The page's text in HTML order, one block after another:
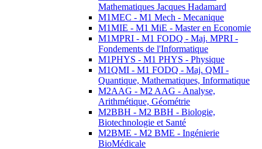
Mathematiques Jacques Hadamard
M1MEC - M1 Mech - Mecanique
M1MIE - M1 MiE - Master en Economie
M1MPRI - M1 FODQ - Maj. MPRI -
Fondements de l'Informatique
M1PHYS - M1 PHYS - Physique
M1QMI - M1 FODQ - Maj. QMI -
Quantique, Mathematiques, Informatique
M2AAG - M2 AAG - Analyse,
Arithmétique, Géométrie
M2BBH - M2 BBH - Biologie,
Biotechnologie et Santé
M2BME - M2 BME - Ingénierie
BioMédicale